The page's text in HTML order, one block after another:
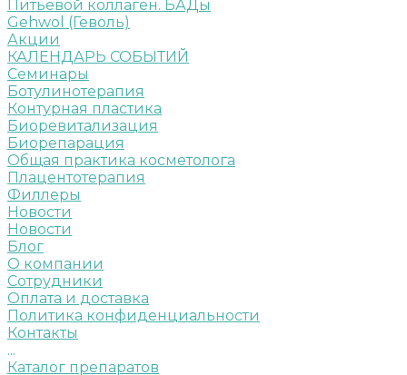
Питьевой коллаген. БАДы
Gehwol (Геволь)
Акции
КАЛЕНДАРЬ СОБЫТИЙ
Семинары
Ботулинотерапия
Контурная пластика
Биоревитализация
Биорепарация
Общая практика косметолога
Плацентотерапия
Филлеры
Новости
Новости
Блог
О компании
Сотрудники
Оплата и доставка
Политика конфиденциальности
Контакты
...
Каталог препаратов